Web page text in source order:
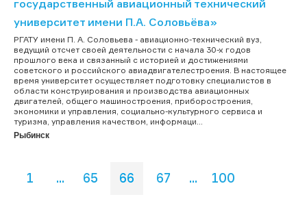
государственный авиационный технический
университет имени П.А. Соловьёва»
РГАТУ имени П. А. Соловьева - авиационно-технический вуз,
ведущий отсчет своей деятельности с начала 30-х годов
прошлого века и связанный с историей и достижениями
советского и российского авиадвигателестроения. В настоящее
время университет осуществляет подготовку специалистов в
области конструирования и производства авиационных
двигателей, общего машиностроения, приборостроения,
экономики и управления, социально-культурного сервиса и
туризма, управления качеством, информаци...
Рыбинск
1 ... 65 66 67 ... 100